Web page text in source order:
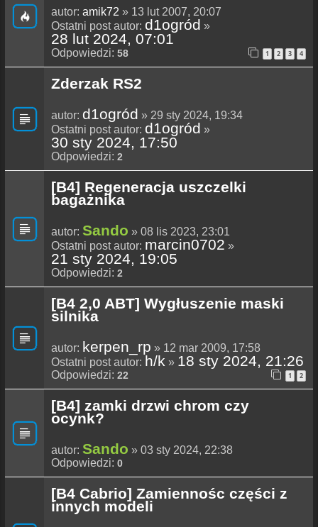
autor: amik72 » 13 lut 2007, 20:07
Ostatni post autor: d1ogród »
28 lut 2024, 07:01
Odpowiedzi: 58 1 2 3 4
Zderzak RS2
autor: d1ogród » 29 sty 2024, 19:34
Ostatni post autor: d1ogród »
30 sty 2024, 17:50
Odpowiedzi: 2
[B4] Regeneracja uszczelki
bagażnika
autor: Sando » 08 lis 2023, 23:01
Ostatni post autor: marcin0702 »
21 sty 2024, 19:05
Odpowiedzi: 2
[B4 2,0 ABT] Wygłuszenie maski
silnika
autor: kerpen_rp » 12 mar 2009, 17:58
Ostatni post autor: h/k » 18 sty 2024, 21:26
Odpowiedzi: 22 1 2
[B4] zamki drzwi chrom czy
ocynk?
autor: Sando » 03 sty 2024, 22:38
Odpowiedzi: 0
[B4 Cabrio] Zamiennośc części z
innych modeli